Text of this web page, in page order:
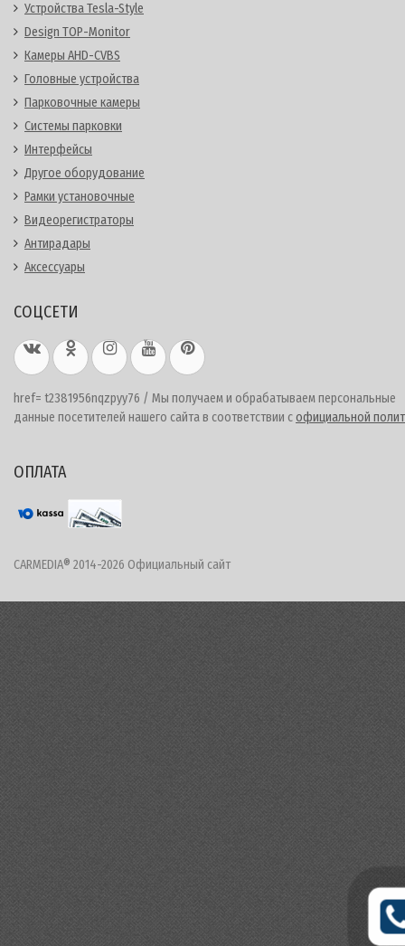
Устройства Tesla-Style
Design TOP-Monitor
Камеры AHD-CVBS
Головные устройства
Парковочные камеры
Системы парковки
Интерфейсы
Другое оборудование
Рамки установочные
Видеорегистраторы
Антирадары
Аксессуары
СОЦСЕТИ
href= t2381956nqzpyy76 / Мы получаем и обрабатываем персональные
данные посетителей нашего сайта в соответствии софициальной
ОПЛАТА
CARMEDIA® 2014-2026 Официальный сайт